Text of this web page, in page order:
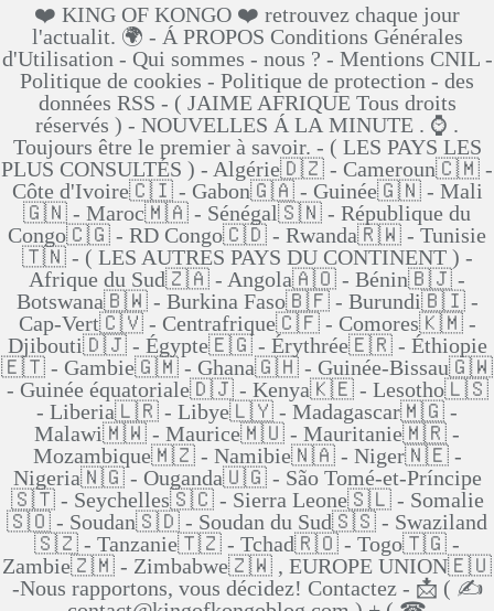
❤️ KING OF KONGO ❤️ retrouvez chaque jour
l'actualit. 🌍 - Á PROPOS Conditions Générales
d'Utilisation - Qui sommes - nous ? - Mentions CNIL -
Politique de cookies - Politique de protection - des
données RSS - ( JAIME AFRIQUE Tous droits
réservés ) - NOUVELLES Á LA MINUTE . ⌚ .
Toujours être le premier à savoir. - ( LES PAYS LES
PLUS CONSULTÉS ) - Algérie🇩🇿 - Cameroun🇨🇲 -
Côte d'Ivoire🇨🇮 - Gabon🇬🇦 - Guinée🇬🇳 - Mali
🇬🇳 - Maroc🇲🇦 - Sénégal🇸🇳 - République du
Congo🇨🇬 - RD Congo🇨🇩 - Rwanda🇷🇼 - Tunisie
🇹🇳 - ( LES AUTRES PAYS DU CONTINENT ) -
Afrique du Sud🇿🇦 - Angola🇦🇴 - Bénin🇧🇯 -
Botswana🇧🇼 - Burkina Faso🇧🇫 - Burundi🇧🇮 -
Cap-Vert🇨🇻 - Centrafrique🇨🇫 - Comores🇰🇲 -
Djibouti🇩🇯 - Égypte🇪🇬 - Érythrée🇪🇷 - Éthiopie
🇪🇹 - Gambie🇬🇲 - Ghana🇬🇭 - Guinée-Bissau🇬🇼
- Guinée équatoriale🇩🇯 - Kenya🇰🇪 - Lesotho🇱🇸
- Liberia🇱🇷 - Libye🇱🇾 - Madagascar🇲🇬 -
Malawi🇲🇼 - Maurice🇲🇺 - Mauritanie🇲🇷 -
Mozambique🇲🇿 - Namibie🇳🇦 - Niger🇳🇪 -
Nigeria🇳🇬 - Ouganda🇺🇬 - São Tomé-et-Príncipe
🇸🇹 - Seychelles🇸🇨 - Sierra Leone🇸🇱 - Somalie
🇸🇴 - Soudan🇸🇩 - Soudan du Sud🇸🇸 - Swaziland
🇸🇿 - Tanzanie🇹🇿 - Tchad🇷🇴 - Togo🇹🇬 -
Zambie🇿🇲 - Zimbabwe🇿🇼 , EUROPE UNION🇪🇺
-Nous rapportons, vous décidez! Contactez - 📩 ( ✍